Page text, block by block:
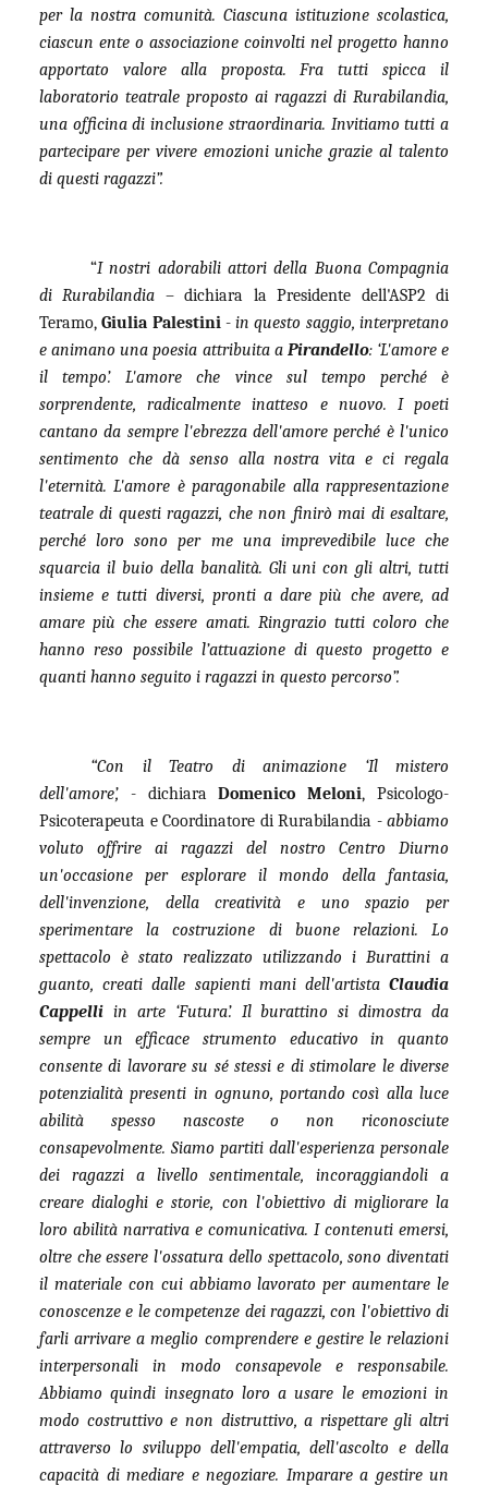
per la nostra comunità. Ciascuna istituzione scolastica,
ciascun ente o associazione coinvolti nel progetto hanno
apportato valore alla proposta. Fra tutti spicca il
laboratorio teatrale proposto ai ragazzi di Rurabilandia,
una officina di inclusione straordinaria. Invitiamo tutti a
partecipare per vivere emozioni uniche grazie al talento
di questi ragazzi”.
“I nostri adorabili attori della Buona Compagnia
di Rurabilandia – dichiara la Presidente dell'ASP2 di
Teramo,Giulia Palestini-in questo saggio, interpretano
e animano una poesia attribuita a Pirandello: ‘L'amore e
il tempo’. L'amore che vince sul tempo perché è
sorprendente, radicalmente inatteso e nuovo. I poeti
cantano da sempre l'ebrezza dell'amore perché è l'unico
sentimento che dà senso alla nostra vita e ci regala
l'eternità. L'amore è paragonabile alla rappresentazione
teatrale di questi ragazzi, che non finirò mai di esaltare,
perché loro sono per me una imprevedibile luce che
squarcia il buio della banalità. Gli uni con gli altri, tutti
insieme e tutti diversi, pronti a dare più che avere, ad
amare più che essere amati. Ringrazio tutti coloro che
hanno reso possibile l’attuazione di questo progetto e
quanti hanno seguito i ragazzi in questo percorso”.
“Con il Teatro di animazione ‘Il mistero
dell'amore’, - dichiaraDomenico Meloni, Psicologo-
Psicoterapeuta e Coordinatore di Rurabilandia - abbiamo
voluto offrire ai ragazzi del nostro Centro Diurno
un'occasione per esplorare il mondo della fantasia,
dell'invenzione, della creatività e uno spazio per
sperimentare la costruzione di buone relazioni. Lo
spettacolo è stato realizzato utilizzando i Burattini a
guanto, creati dalle sapienti mani dell'artista Claudia
Cappelli in arte ‘Futura’. Il burattino si dimostra da
sempre un efficace strumento educativo in quanto
consente di lavorare su sé stessi e di stimolare le diverse
potenzialità presenti in ognuno, portando così alla luce
abilità spesso nascoste o non riconosciute
consapevolmente. Siamo partiti dall'esperienza personale
dei ragazzi a livello sentimentale, incoraggiandoli a
creare dialoghi e storie, con l'obiettivo di migliorare la
loro abilità narrativa e comunicativa. I contenuti emersi,
oltre che essere l'ossatura dello spettacolo, sono diventati
il materiale con cui abbiamo lavorato per aumentare le
conoscenze e le competenze dei ragazzi, con l'obiettivo di
farli arrivare a meglio comprendere e gestire le relazioni
interpersonali in modo consapevole e responsabile.
Abbiamo quindi insegnato loro a usare le emozioni in
modo costruttivo e non distruttivo, a rispettare gli altri
attraverso lo sviluppo dell'empatia, dell'ascolto e della
capacità di mediare e negoziare. Imparare a gestire un